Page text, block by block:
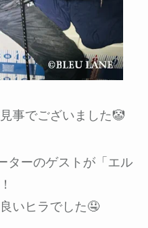
事でございました🤡
ターのゲストが「エル
いヒラでした🤤